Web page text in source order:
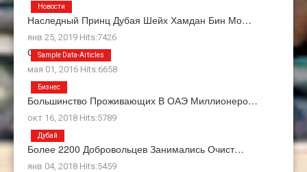
Наследный Принц Дубая Шейх Хамдан Бин Мо…
янв 25, 2019 Hits:7426
Новости
О Нас
мая 01, 2016 Hits:6658
Sample Data-Articles
Большинство Проживающих В ОАЭ Миллионеро…
окт 16, 2018 Hits:5789
Бизнес
Более 2200 Добровольцев Занимались Очист…
янв 04, 2018 Hits:5459
Дубай